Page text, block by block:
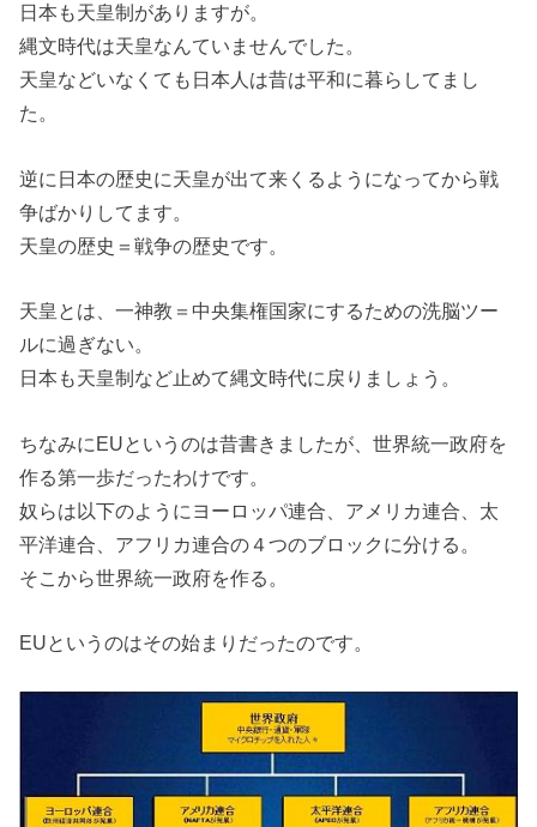
日本も天皇制がありますが。
縄文時代は天皇なんていませんでした。
天皇などいなくても日本人は昔は平和に暮らしてまし
た。
逆に日本の歴史に天皇が出て来くるようになってから戦
争ばかりしてます。
天皇の歴史＝戦争の歴史です。
天皇とは、一神教＝中央集権国家にするための洗脳ツー
ルに過ぎない。
日本も天皇制など止めて縄文時代に戻りましょう。
ちなみにEUというのは昔書きましたが、世界統一政府を
作る第一歩だったわけです。
奴らは以下のようにヨーロッパ連合、アメリカ連合、太
平洋連合、アフリカ連合の４つのブロックに分ける。
そこから世界統一政府を作る。
EUというのはその始まりだったのです。